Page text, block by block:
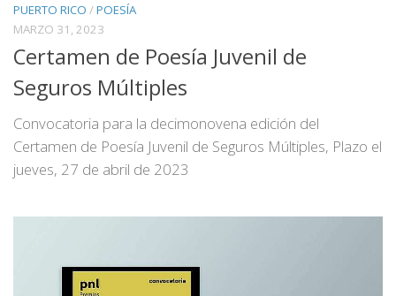
PUERTO RICO /POESÍA
MARZO 31, 2023
Certamen de Poesía Juvenil de
Seguros Múltiples
Convocatoria para la decimonovena edición del
Certamen de Poesía Juvenil de Seguros Múltiples, Plazo el
jueves, 27 de abril de 2023